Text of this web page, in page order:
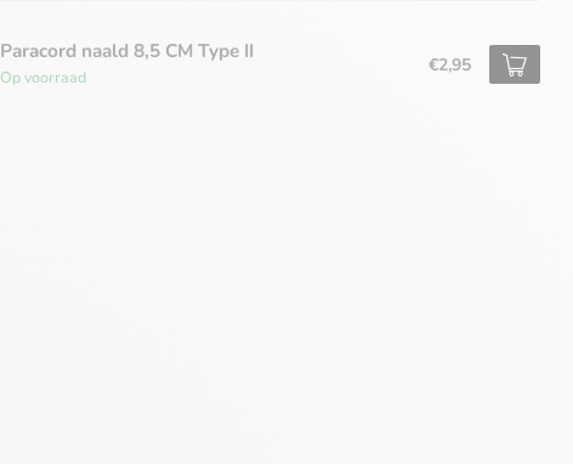
Paracord naald 8,5 CM Type II
Op voorraad
€2,95